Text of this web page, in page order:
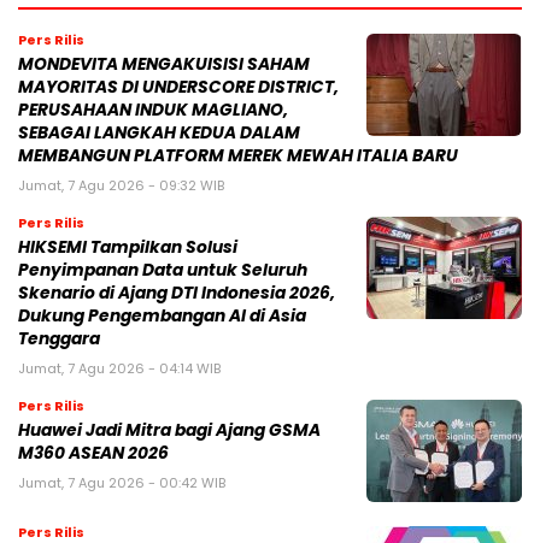
Pers Rilis
MONDEVITA MENGAKUISISI SAHAM
MAYORITAS DI UNDERSCORE DISTRICT,
PERUSAHAAN INDUK MAGLIANO,
SEBAGAI LANGKAH KEDUA DALAM
MEMBANGUN PLATFORM MEREK MEWAH ITALIA BARU
Jumat, 7 Agu 2026 - 09:32 WIB
Pers Rilis
HIKSEMI Tampilkan Solusi
Penyimpanan Data untuk Seluruh
Skenario di Ajang DTI Indonesia 2026,
Dukung Pengembangan AI di Asia
Tenggara
Jumat, 7 Agu 2026 - 04:14 WIB
Pers Rilis
Huawei Jadi Mitra bagi Ajang GSMA
M360 ASEAN 2026
Jumat, 7 Agu 2026 - 00:42 WIB
Pers Rilis